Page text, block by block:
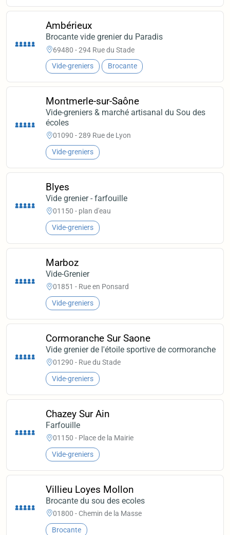
Ambérieux
Brocante vide grenier du Paradis
69480 - 294 Rue du Stade
Vide-greniers Brocante
Montmerle-sur-Saône
Vide-greniers & marché artisanal du Sou des
écoles
01090 - 289 Rue de Lyon
Vide-greniers
Blyes
Vide grenier - farfouille
01150 - plan d'eau
Vide-greniers
Marboz
Vide-Grenier
01851 - Rue en Ponsard
Vide-greniers
Cormoranche Sur Saone
Vide grenier de l'étoile sportive de cormoranche
01290 - Rue du Stade
Vide-greniers
Chazey Sur Ain
Farfouille
01150 - Place de la Mairie
Vide-greniers
Villieu Loyes Mollon
Brocante du sou des ecoles
01800 - Chemin de la Masse
Brocante